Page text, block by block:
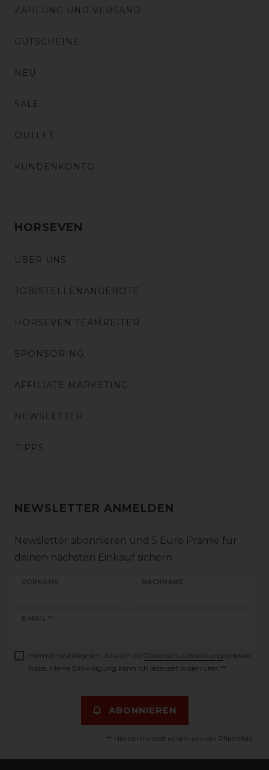
ZAHLUNG UND VERSAND
GUTSCHEINE
NEU
SALE
OUTLET
KUNDENKONTO
HORSEVEN
ÜBER UNS
JOB/STELLENANGEBOTE
HORSEVEN TEAMREITER
SPONSORING
AFFILIATE MARKETING
NEWSLETTER
TIPPS
NEWSLETTER ANMELDEN
Newsletter abonnieren und 5 Euro Prämie für
deinen nächsten Einkauf sichern
VORNAME NACHNAME
E-MAIL **
Newsletter
Hiermit bestätige ich, dass ich die Daten­schutz­erklärung gelesen
habe. Meine Einwilligung kann ich jederzeit widerrufen.**
ABONNIEREN
** Hierbei handelt es sich um ein Pflichtfeld.